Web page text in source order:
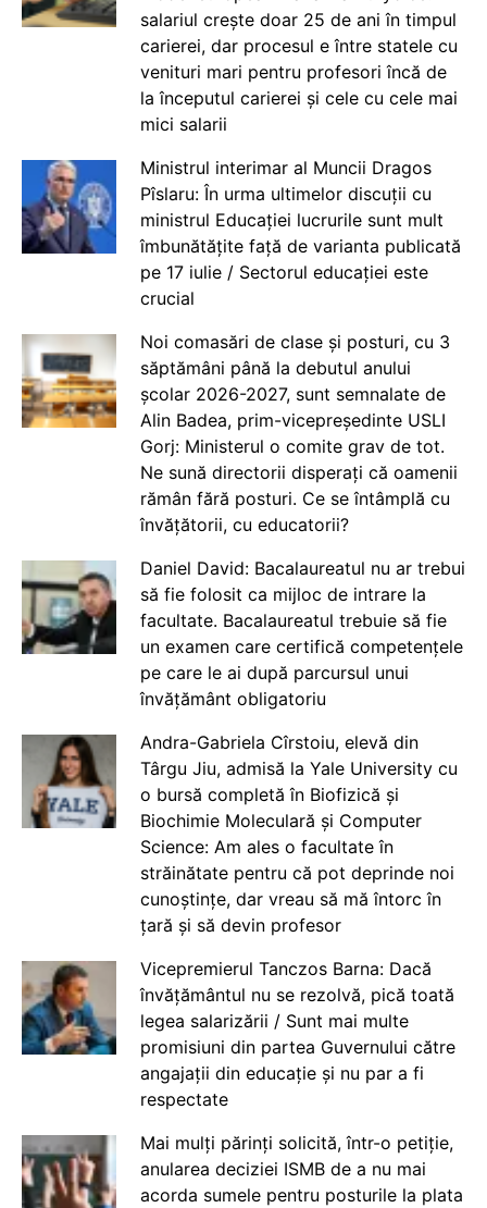
salariul crește doar 25 de ani în timpul
carierei, dar procesul e între statele cu
venituri mari pentru profesori încă de
la începutul carierei și cele cu cele mai
mici salarii
Ministrul interimar al Muncii Dragos
Pîslaru: În urma ultimelor discuții cu
ministrul Educației lucrurile sunt mult
îmbunătățite față de varianta publicată
pe 17 iulie / Sectorul educației este
crucial
Noi comasări de clase și posturi, cu 3
săptămâni până la debutul anului
școlar 2026-2027, sunt semnalate de
Alin Badea, prim-vicepreședinte USLI
Gorj: Ministerul o comite grav de tot.
Ne sună directorii disperați că oamenii
rămân fără posturi. Ce se întâmplă cu
învățătorii, cu educatorii?
Daniel David: Bacalaureatul nu ar trebui
să fie folosit ca mijloc de intrare la
facultate. Bacalaureatul trebuie să fie
un examen care certifică competențele
pe care le ai după parcursul unui
învățământ obligatoriu
Andra-Gabriela Cîrstoiu, elevă din
Târgu Jiu, admisă la Yale University cu
o bursă completă în Biofizică și
Biochimie Moleculară și Computer
Science: Am ales o facultate în
străinătate pentru că pot deprinde noi
cunoștințe, dar vreau să mă întorc în
țară și să devin profesor
Vicepremierul Tanczos Barna: Dacă
învățământul nu se rezolvă, pică toată
legea salarizării / Sunt mai multe
promisiuni din partea Guvernului către
angajații din educație și nu par a fi
respectate
Mai mulți părinți solicită, într-o petiție,
anularea deciziei ISMB de a nu mai
acorda sumele pentru posturile la plata